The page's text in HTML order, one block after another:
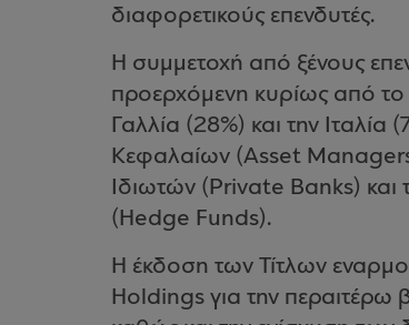
διαφορετικούς επενδυτές.
H συμμετοχή από ξένους
προερχόμενη κυρίως από το
Γαλλία (28%) και την Ιταλία
Κεφαλαίων (Asset
Ιδιωτών (Private Banks) και
(Hedge Funds).
Η έκδοση των Τίτλων
Holdings για την περαιτέρω